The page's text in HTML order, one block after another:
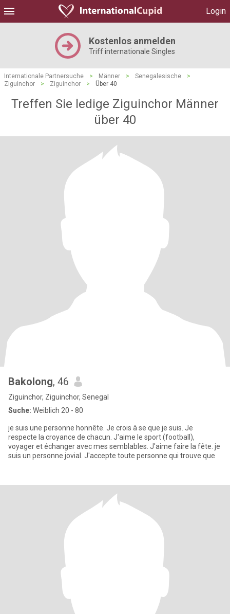
Login
Kostenlos anmelden
Triff internationale Singles
Internationale Partnersuche > Männer > Senegalesische
>
Ziguinchor
> Ziguinchor > Über 40
Treffen Sie ledige Ziguinchor Männer
über 40
Bakolong, 46
Ziguinchor, Ziguinchor, Senegal
Suche: Weiblich 20 - 80
je suis une personne honnête. Je crois à se que je suis. Je
respecte la croyance de chacun. J'aime le sport (football),
voyager et échanger avec mes semblables. J'aime faire la fête. je
suis un personne jovial. J'accepte toute personne qui trouve que